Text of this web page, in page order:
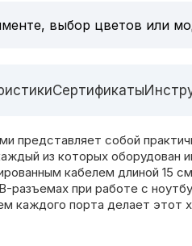
выбор цветов или
Сертификаты
представляет собой
из которых оборудован
кабелем длиной
разъемах при работе с
каждого порта делает